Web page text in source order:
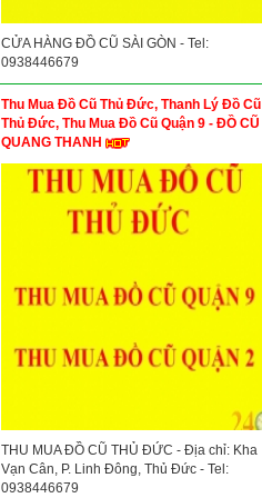
CỬA HÀNG ĐỒ CŨ SÀI GÒN - Tel:
0938446679
Thu Mua Đồ Cũ Thủ Đức, Thanh Lý Đồ Cũ
Thủ Đức, Thu Mua Đồ Cũ Quận 9 - ĐỒ CŨ
QUANG THANH
THU MUA ĐỒ CŨ THỦ ĐỨC - Địa chỉ: Kha
Vạn Cân, P. Linh Đông, Thủ Đức - Tel:
0938446679